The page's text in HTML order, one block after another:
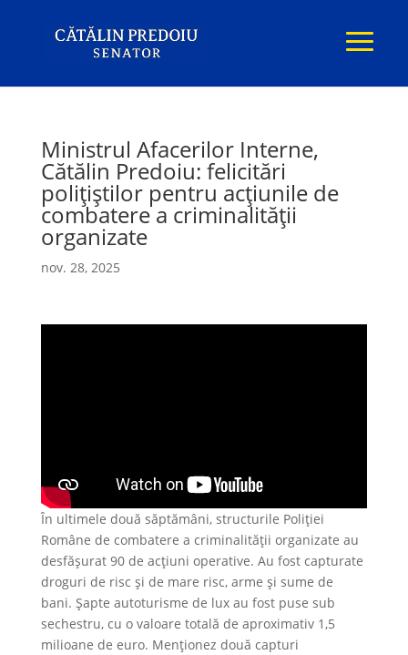
Ministrul Afacerilor Interne,
Cătălin Predoiu: felicitări
polițiștilor pentru acțiunile de
combatere a criminalității
organizate
nov. 28, 2025
În ultimele două săptămâni, structurile Poliției
Române de combatere a criminalității organizate au
desfășurat 90 de acțiuni operative. Au fost capturate
droguri de risc și de mare risc, arme și sume de
bani. Șapte autoturisme de lux au fost puse sub
sechestru, cu o valoare totală de aproximativ 1,5
milioane de euro. Menționez două capturi